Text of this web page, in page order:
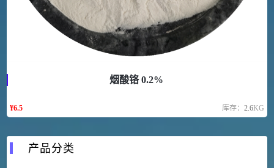
烟酸铬 0.2%
¥6.5 库存：2.6KG
产品分类